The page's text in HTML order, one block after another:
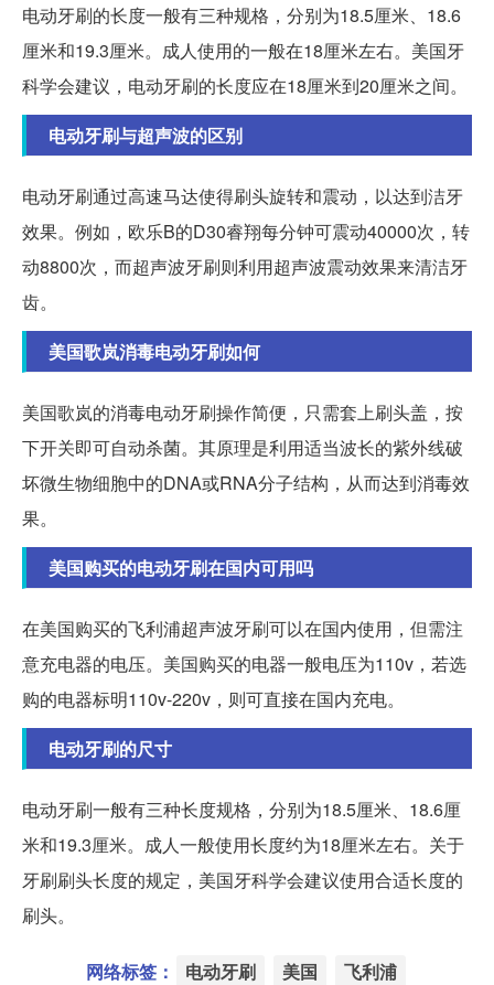
电动牙刷的长度一般有三种规格，分别为18.5厘米、18.6
厘米和19.3厘米。成人使用的一般在18厘米左右。美国牙
科学会建议，电动牙刷的长度应在18厘米到20厘米之间。
电动牙刷与超声波的区别
电动牙刷通过高速马达使得刷头旋转和震动，以达到洁牙
效果。例如，欧乐B的D30睿翔每分钟可震动40000次，转
动8800次，而超声波牙刷则利用超声波震动效果来清洁牙
齿。
美国歌岚消毒电动牙刷如何
美国歌岚的消毒电动牙刷操作简便，只需套上刷头盖，按
下开关即可自动杀菌。其原理是利用适当波长的紫外线破
坏微生物细胞中的DNA或RNA分子结构，从而达到消毒效
果。
美国购买的电动牙刷在国内可用吗
在美国购买的飞利浦超声波牙刷可以在国内使用，但需注
意充电器的电压。美国购买的电器一般电压为110v，若选
购的电器标明110v-220v，则可直接在国内充电。
电动牙刷的尺寸
电动牙刷一般有三种长度规格，分别为18.5厘米、18.6厘
米和19.3厘米。成人一般使用长度约为18厘米左右。关于
牙刷刷头长度的规定，美国牙科学会建议使用合适长度的
刷头。
网络标签： 电动牙刷 美国 飞利浦